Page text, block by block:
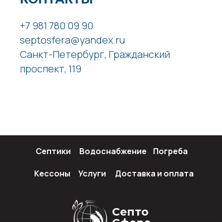
+7 981 780 09 90
septosfera@yandex.ru
Санкт-Петербург, Гражданский
проспект, 119
Септо
Септики Водоснабжение Погреба
Кессоны Услуги Доставка и оплата